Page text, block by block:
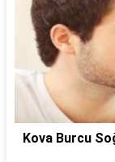
Kova Burcu